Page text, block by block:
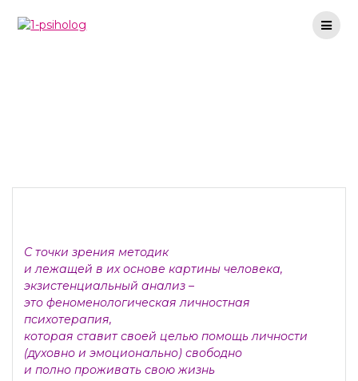
С точки зрения методик
и лежащей в их основе картины человека,
экзистенциальный анализ –
это феноменологическая личностная
психотерапия,
которая ставит своей целью помощь личности
(духовно и эмоционально) свободно
и полно проживать свою жизнь